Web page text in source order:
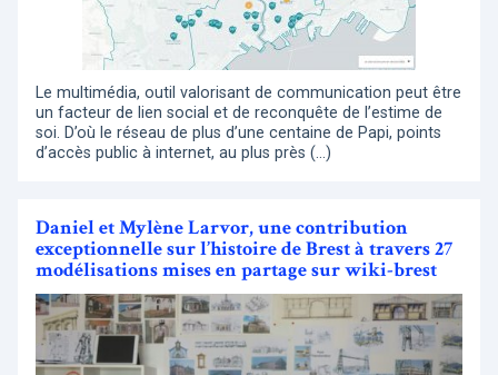
Le multimédia, outil valorisant de communication peut être
un facteur de lien social et de reconquête de l’estime de
soi. D’où le réseau de plus d’une centaine de Papi, points
d’accès public à internet, au plus près (…)
Daniel et Mylène Larvor, une contribution
exceptionnelle sur l’histoire de Brest à travers 27
modélisations mises en partage sur wiki-brest